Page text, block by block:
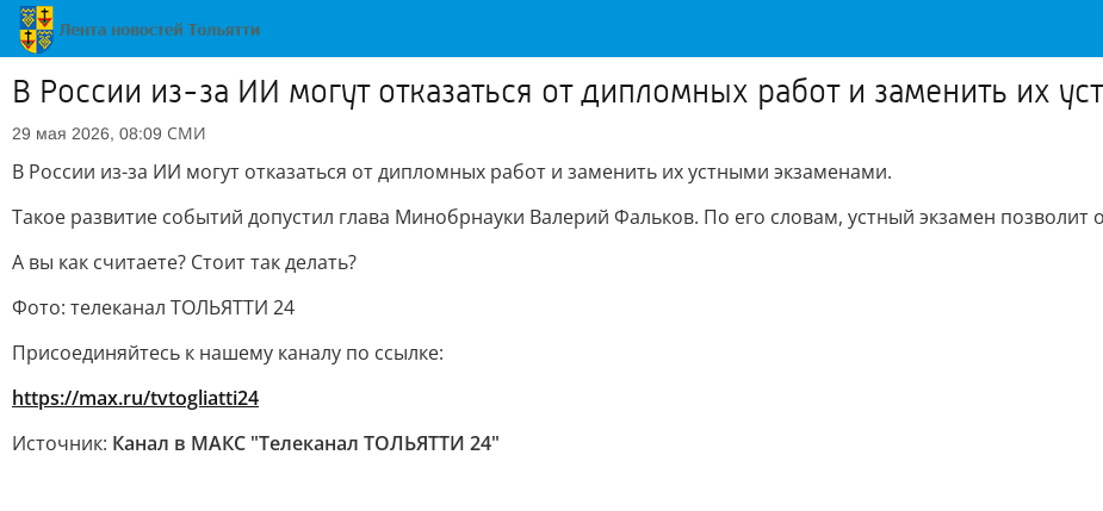
В России из-за ИИ могут отказаться от дипломных работ и заменить их
29 мая 2026, 08:09 СМИ
В России из-за ИИ могут отказаться от дипломных работ и заменить их устными экзаменами.
Такое развитие событий допустил глава Минобрнауки Валерий Фальков. По его словам, устный экзамен позволит
А вы как считаете? Стоит так делать?
Фото: телеканал ТОЛЬЯТТИ 24
Присоединяйтесь к нашему каналу по ссылке:
https://max.ru/tvtogliatti24
Источник: Канал в МАКС "Телеканал ТОЛЬЯТТИ 24"